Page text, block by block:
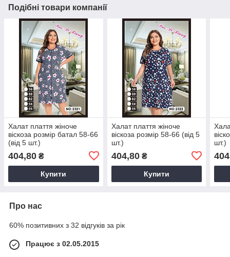
Подібні товари компанії
Халат плаття жіноче
віскоза розмір батал 58-66
(від 5 шт.)
404,80 ₴
Купити
Халат плаття жіноче
віскоза розмір 58-66 (від 5
шт.)
404,80₴
Купити
шт.)
Про нас
60% позитивних з 32 відгуків за рік
Працює з 02.05.2015